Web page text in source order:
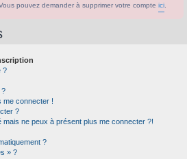
pouvez demander à supprimer votre compte ici
?
?
me connecter !
?
mais ne peux à présent plus me connecter ?!
?
» ?